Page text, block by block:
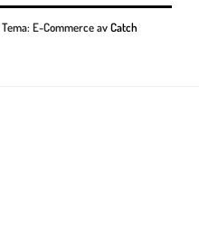
Tema: E-Commerce avCatch